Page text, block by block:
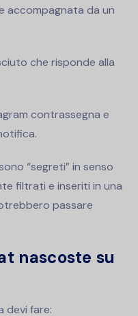
accompagnata da un
che risponde alla
contrassegna e
“segreti” in senso
filtrati e inseriti in una
passare
nascoste su
devi fare: